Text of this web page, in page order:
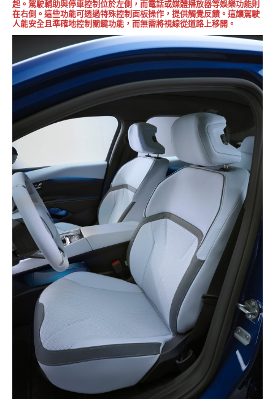
起。駕駛輔助與停車控制位於左側，而電話或媒體播放器等娛樂功能則
在右側。這些功能可透過特殊控制面板操作，提供觸覺反饋。這讓駕駛
人能安全且準確地控制關鍵功能，而無需將視線從道路上移開。